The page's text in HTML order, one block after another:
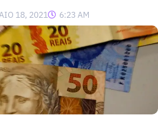
18, 2021 6:23 AM